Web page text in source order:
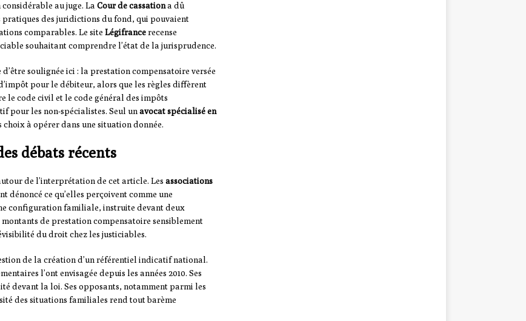
au juge. La Cour de cassationa dû
des juridictions du fond, qui pouvaient
comparables. Le site Légifrancerecense
souhaitant comprendre l’état de la jurisprudence.
soulignée ici : la prestation compensatoire versée
pour le débiteur, alors que les règles diffèrent
le code civil et le code général des impôts
pour les non-spécialistes. Seul un avocat spécialisé en
à opérer dans une situation donnée.
débats récents
de l’interprétation de cet article. Les associations
dénoncé ce qu’elles perçoivent comme une
configuration familiale, instruite devant deux
de prestation compensatoire sensiblement
du droit chez les justiciables.
de la création d’un référentiel indicatif national.
l’ont envisagée depuis les années 2010. Ses
devant la loi. Ses opposants, notamment parmi les
des situations familiales rend tout barème